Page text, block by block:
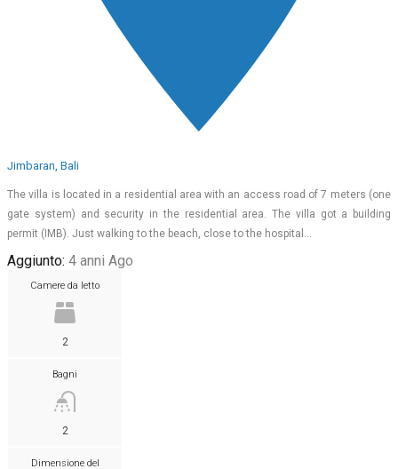
Jimbaran, Bali
The villa is located in a residential area with an access road of 7 meters (one
gate system) and security in the residential area. The villa got a building
permit (IMB). Just walking to the beach, close to the hospital…
Aggiunto: 4 anni Ago
Camere da letto
2
Bagni
2
Dimensione del